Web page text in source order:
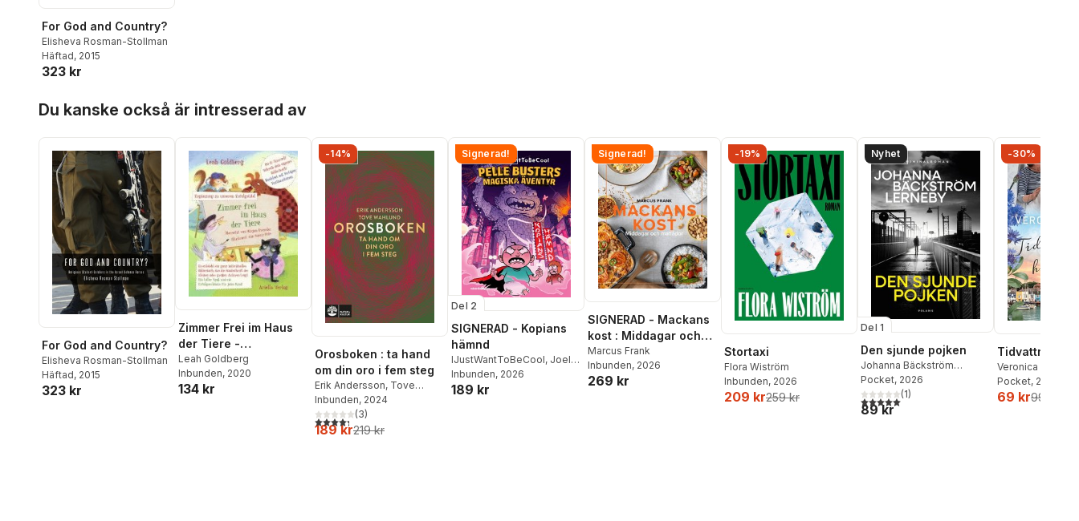
For God and Country?
Elisheva Rosman-Stollman
Häftad, 2015
323 kr
Du kanske också är intresserad av
For God and Country?
Elisheva Rosman-Stollman
Häftad, 2015
323 kr
Zimmer Frei im Haus
der Tiere -
Bilderbuch-Kreativset
Leah Goldberg
Inbunden, 2020
134 kr
-14%
Orosboken : ta hand
om din oro i fem steg
Erik Andersson, Tove
Wahlund
Inbunden, 2024
4,3utav 5 stjärnor. Totalt antal röster:
(3)
189 kr219 kr
Signerad!
Del 2
SIGNERAD - Kopians
hämnd
IJustWantToBeCool, Joel
Adolphson,Emil Ejdemo
Beer ,Victor Beer
Inbunden, 2026
189 kr
Signerad!
SIGNERAD - Mackans
kost : Middagar och
matlådor
Marcus Frank
Inbunden, 2026
269 kr
-19%
Stortaxi
Flora Wiström
Inbunden, 2026
209 kr259 kr
Nyhet
Del 1
Den sjunde pojken
Johanna Bäckström
Lerneby
Pocket, 2026
5,0utav 5 stjärnor. Totalt antal röster:
(1)
89 kr
-30%
Tidvattnets
Veronica Henry
Pocket, 2026
69 kr99 kr